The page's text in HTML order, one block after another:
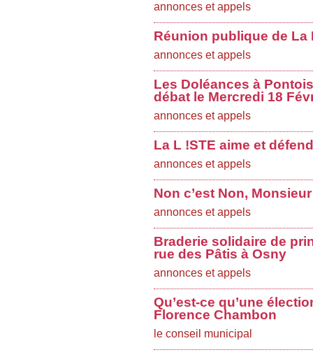
annonces et appels
Réunion publique de La
annonces et appels
Les Doléances à
débat le Mercredi 18
annonces et appels
La L !STE aime et
annonces et appels
Non c’est Non,
annonces et appels
Braderie solidaire de
rue des Pâtis à Osny
annonces et appels
Qu’est-ce qu’une
Florence Chambon
le conseil municipal